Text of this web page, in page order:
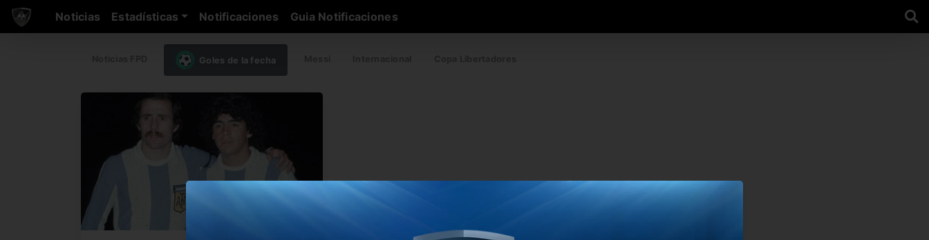
Noticias Estadísticas Notificaciones Guia Notificaciones
Goles de la fecha